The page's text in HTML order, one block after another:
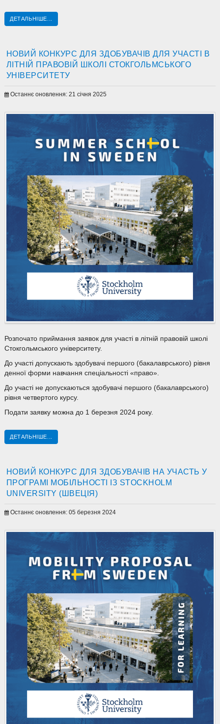
ДЕТАЛЬНІШЕ...
НОВИЙ КОНКУРС ДЛЯ ЗДОБУВАЧІВ ДЛЯ УЧАСТІ В
ЛІТНІЙ ПРАВОВІЙ ШКОЛІ СТОКГОЛЬМСЬКОГО
УНІВЕРСИТЕТУ
Останнє оновлення: 21 січня 2025
Розпочато приймання заявок для участі в літній правовій школі
Стокгольмського університету.
До участі допускають здобувачі першого (бакалаврського) рівня
денної форми навчання спеціальності «право».
До участі не допускаються здобувачі першого (бакалаврського)
рівня четвертого курсу.
Подати заявку можна до 1 березня 2024 року.
ДЕТАЛЬНІШЕ...
НОВИЙ КОНКУРС ДЛЯ ЗДОБУВАЧІВ НА УЧАСТЬ У
ПРОГРАМІ МОБІЛЬНОСТІ ІЗ STOCKHOLM
UNIVERSITY (ШВЕЦІЯ)
Останнє оновлення: 05 березня 2024